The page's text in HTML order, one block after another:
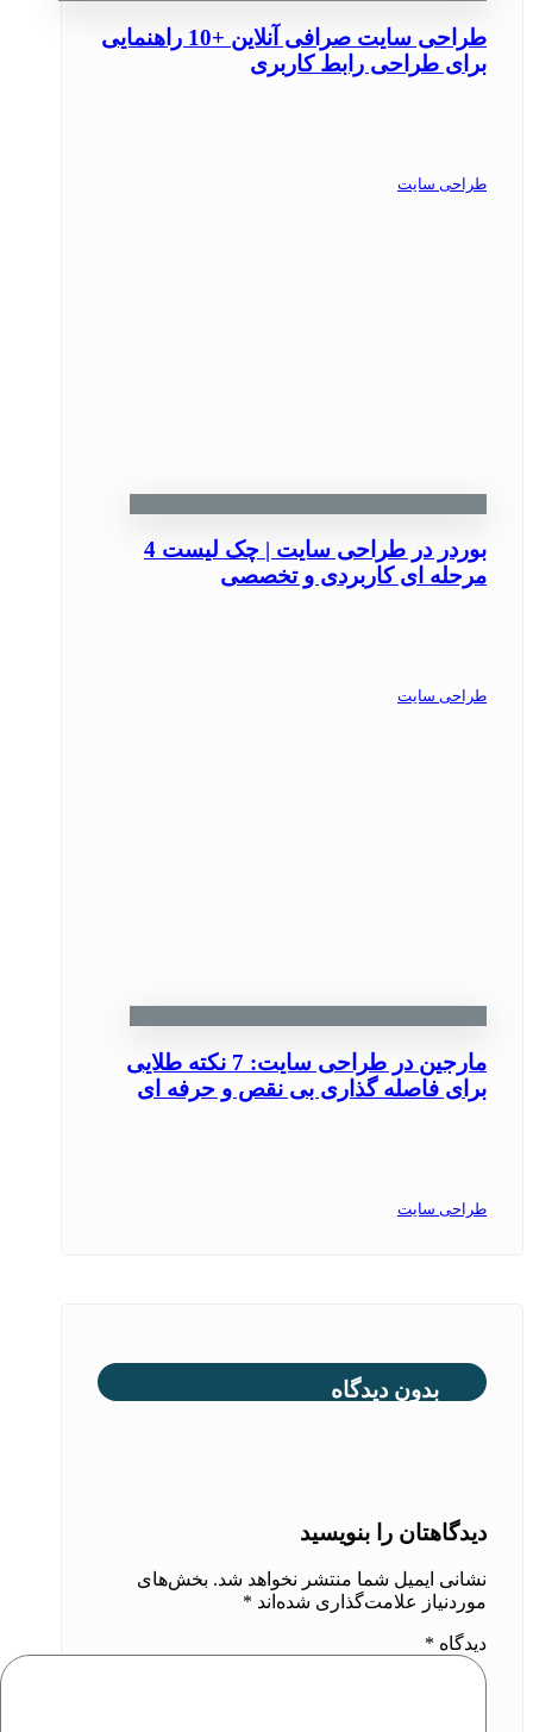
طراحی سایت صرافی آنلاین +10 راهنمایی
برای طراحی رابط کاربری
طراحی سایت
بوردر در طراحی سایت | چک ‌لیست 4
مرحله ‌ای کاربردی و تخصصی
طراحی سایت
مارجین در طراحی سایت: 7 نکته طلایی
برای فاصله گذاری بی‌ نقص و حرفه ‌ای
طراحی سایت
بدون دیدگاه
دیدگاهتان را بنویسید
نشانی ایمیل شما منتشر نخواهد شد. بخش‌های
موردنیاز علامت‌گذاری شده‌اند *
دیدگاه *